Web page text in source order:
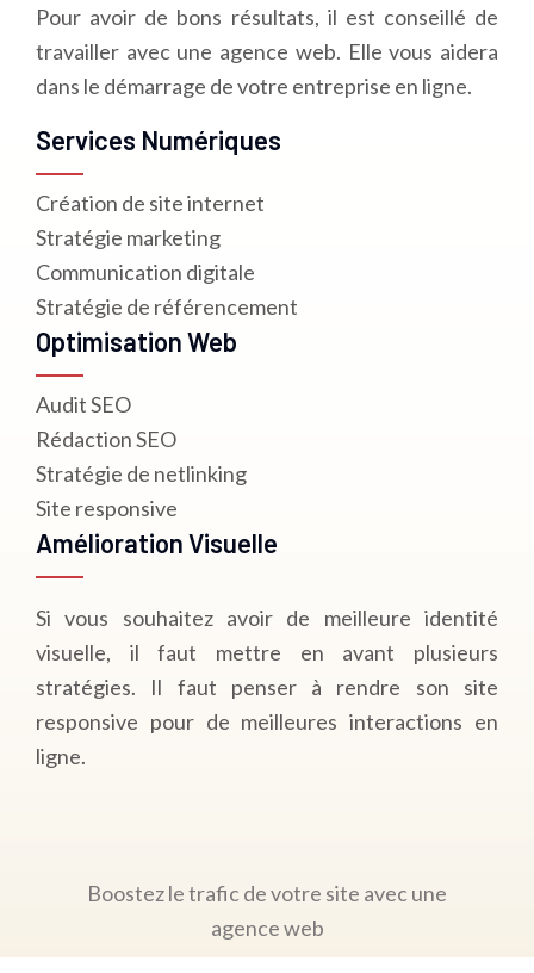
Pour avoir de bons résultats, il est conseillé de
travailler avec une agence web. Elle vous aidera
dans le démarrage de votre entreprise en ligne.
Services Numériques
Création de site internet
Stratégie marketing
Communication digitale
Stratégie de référencement
Optimisation Web
Audit SEO
Rédaction SEO
Stratégie de netlinking
Site responsive
Amélioration Visuelle
Si vous souhaitez avoir de meilleure identité
visuelle, il faut mettre en avant plusieurs
stratégies. Il faut penser à rendre son site
responsive pour de meilleures interactions en
ligne.
Boostez le trafic de votre site avec une
agence web